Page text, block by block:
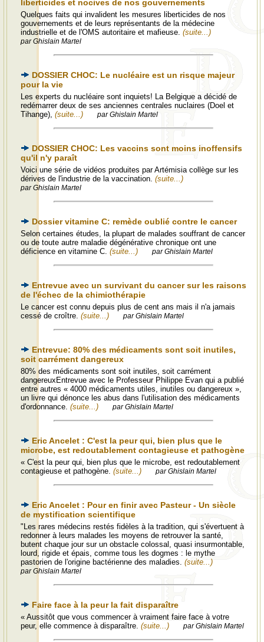
liberticides et nocives de nos gouvernements
Quelques faits qui invalident les mesures liberticides de nos
gouvernements et de leurs représentants de la médecine
industrielle et de l'OMS autoritaire et mafieuse. (suite...)
par Ghislain Martel
DOSSIER CHOC: Le nucléaire est un risque majeur
pour la vie
Les experts du nucléaire sont inquiets! La Belgique a décidé de
redémarrer deux de ses anciennes centrales nuclaires (Doel et
Tihange), (suite...) par Ghislain Martel
DOSSIER CHOC: Les vaccins sont moins inoffensifs
qu'il n'y paraît
Voici une série de vidéos produites par Artémisia collège sur les
dérives de l'industrie de la vaccination. (suite...)
par Ghislain Martel
Dossier vitamine C: remède oublié contre le cancer
Selon certaines études, la plupart de malades souffrant de cancer
ou de toute autre maladie dégénérative chronique ont une
déficience en vitamine C. (suite...) par Ghislain Martel
Entrevue avec un survivant du cancer sur les raisons
de l'échec de la chimiothérapie
Le cancer est connu depuis plus de cent ans mais il n'a jamais
cessé de croître. (suite...) par Ghislain Martel
Entrevue: 80% des médicaments sont soit inutiles,
soit carrément dangereux
80% des médicaments sont soit inutiles, soit carrément
dangereuxEntrevue avec le Professeur Philippe Evan qui a publié
entre autres « 4000 médicaments utiles, inutiles ou dangereux »,
un livre qui dénonce les abus dans l'utilisation des médicaments
d'ordonnance. (suite...) par Ghislain Martel
Eric Ancelet : C'est la peur qui, bien plus que le
microbe, est redoutablement contagieuse et pathogène
« C'est la peur qui, bien plus que le microbe, est redoutablement
contagieuse et pathogène. (suite...) par Ghislain Martel
Eric Ancelet : Pour en finir avec Pasteur - Un siècle
de mystification scientifique
"Les rares médecins restés fidèles à la tradition, qui s'évertuent à
redonner à leurs malades les moyens de retrouver la santé,
butent chaque jour sur un obstacle colossal, quasi insurmontable,
lourd, rigide et épais, comme tous les dogmes : le mythe
pastorien de l'origine bactérienne des maladies. (suite...)
par Ghislain Martel
Faire face à la peur la fait disparaître
« Aussitôt que vous commencer à vraiment faire face à votre
peur, elle commence à disparaître. (suite...) par Ghislain Martel